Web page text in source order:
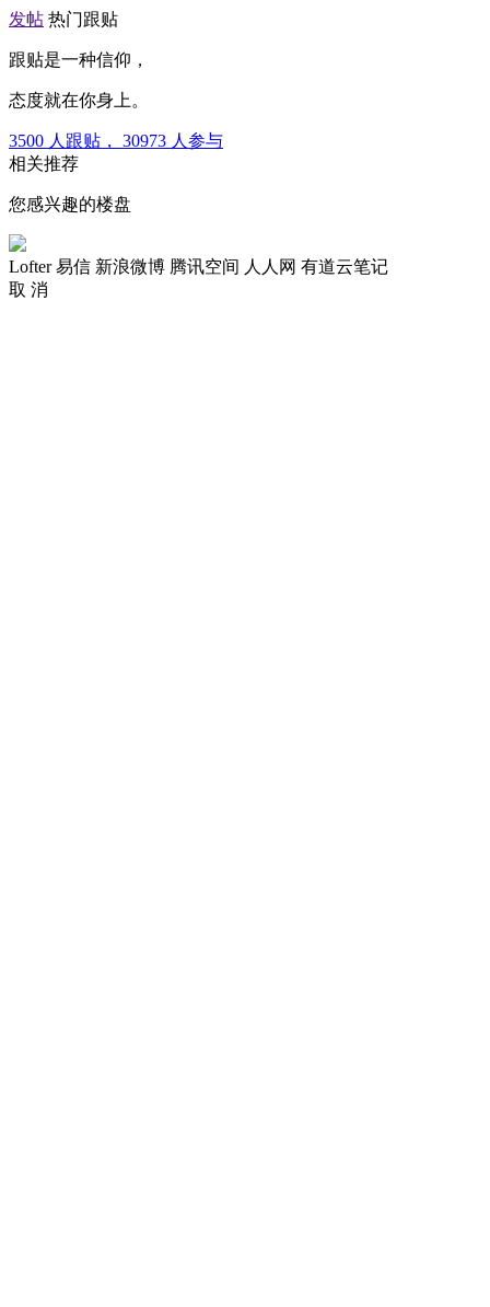
发帖 热门跟贴
跟贴是一种信仰，
态度就在你身上。
3500 人跟贴， 30973 人参与
相关推荐
您感兴趣的楼盘
Lofter 易信 新浪微博 腾讯空间 人人网 有道云笔记
取 消